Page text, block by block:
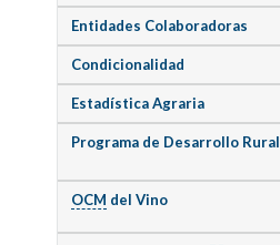
Entidades Colaboradoras
Condicionalidad
Estadística Agraria
Programa de Desarrollo Rural
OCM del Vino